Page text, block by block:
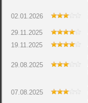
02.01.2026
29.11.2025
19.11.2025
29.08.2025
07.08.2025